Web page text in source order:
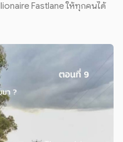
Fastlane ให้ทุกคนได้